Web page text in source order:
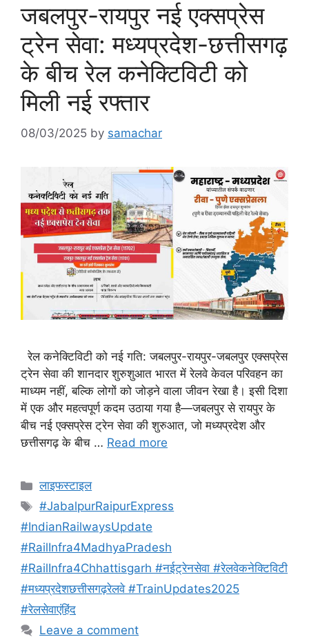
जबलपुर-रायपुर नई एक्सप्रेस
ट्रेन सेवा: मध्यप्रदेश-छत्तीसगढ़
के बीच रेल कनेक्टिविटी को
मिली नई रफ्तार
08/03/2025 by samachar
रेल कनेक्टिविटी को नई गति: जबलपुर-रायपुर-जबलपुर एक्सप्रेस
ट्रेन सेवा की शानदार शुरुशुआत भारत में रेलवे केवल परिवहन का
माध्यम नहीं, बल्कि लोगों को जोड़ने वाला जीवन रेखा है। इसी दिशा
में एक और महत्वपूर्ण कदम उठाया गया है—जबलपुर से रायपुर के
बीच नई एक्सप्रेस ट्रेन सेवा की शुरुआत, जो मध्यप्रदेश और
छत्तीसगढ़ के बीच … Read more
Categories
लाइफस्टाइल
Tags
#JabalpurRaipurExpress
#IndianRailwaysUpdate
#RailInfra4MadhyaPradesh
#RailInfra4Chhattisgarh #नईट्रेनसेवा #रेलवेकनेक्टिविटी
#मध्यप्रदेशछत्तीसगढ़रेलवे #TrainUpdates2025
#रेलसेवाएंहिंद
Leave a comment